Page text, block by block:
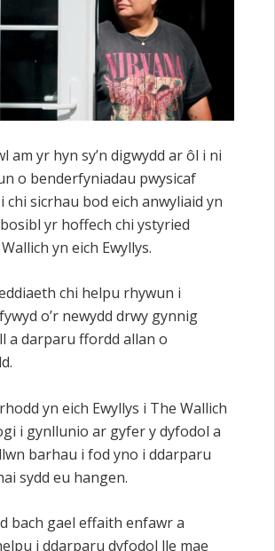
am yr hyn sy’n digwydd ar ôl i ni
o benderfyniadau pwysicaf
chi sicrhau bod eich anwyliaid yn
bosibl yr hoffech chi ystyried
yn eich Ewyllys.
chi helpu rhywun i
o’r newydd drwy gynnig
a darparu ffordd allan o
yn eich Ewyllys i The Wallich
i gynllunio ar gyfer y dyfodol a
barhau i fod yno i ddarparu
sydd eu hangen.
bach gael effaith enfawr a
i ddarparu dyfodol lle mae